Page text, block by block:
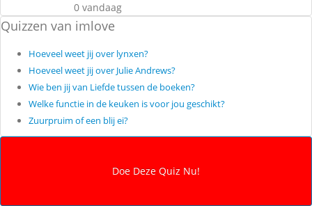
0 vandaag
Quizzen van imlove
Hoeveel weet jij over lynxen?
Hoeveel weet jij over Julie Andrews?
Wie ben jij van Liefde tussen de boeken?
Welke functie in de keuken is voor jou geschikt?
Zuurpruim of een blij ei?